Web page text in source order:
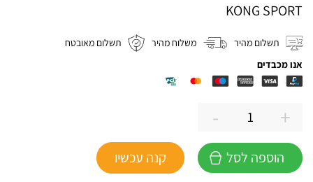
היה:
₪ 66.
₪ 49.50.
KONG SPORT
תשלום מהיר משלוח מהיר
תשלום מאובטח
אנו מכבדים
+כמות
של
קונג
-
הוספה לסל
קנה עכשיו